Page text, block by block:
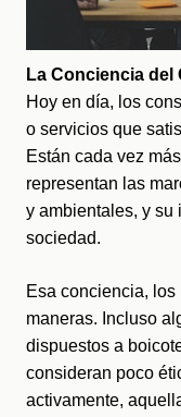
La Conciencia
Hoy en día, los
o servicios que
Están cada vez
representan las
y ambientales, y su
sociedad.
Esa conciencia,
maneras. Incluso
dispuestos a
consideran poco
activamente,